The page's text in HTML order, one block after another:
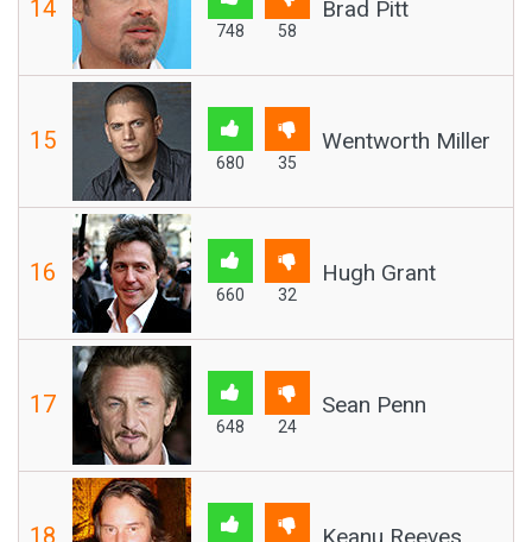
14
748 58
Brad Pitt
15
680 35
Wentworth Miller
16
660 32
Hugh Grant
17
648 24
Sean Penn
18